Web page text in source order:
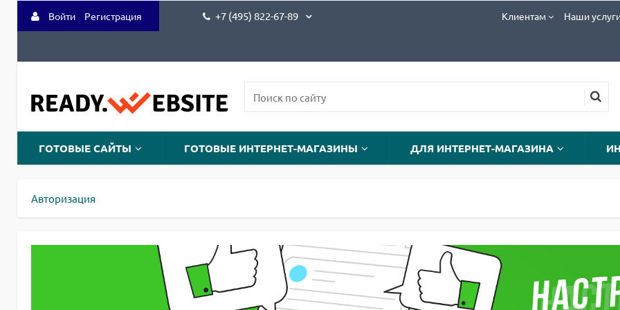
Войти Регистрация +7 (495) 822-67-89 Клиентам Наши
ГОТОВЫЕ САЙТЫ ГОТОВЫЕ ИНТЕРНЕТ-МАГАЗИНЫ ДЛЯ ИНТЕРНЕТ-МАГАЗИНА
Авторизация